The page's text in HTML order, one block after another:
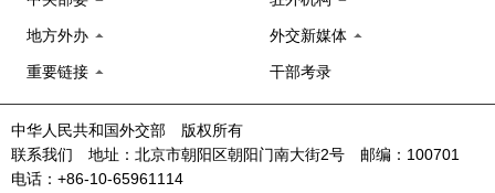
地方外办 外交新媒体
重要链接 干部考录
中华人民共和国外交部 版权所有
联系我们 地址：北京市朝阳区朝阳门南大街2号 邮编：100701
电话：+86-10-65961114